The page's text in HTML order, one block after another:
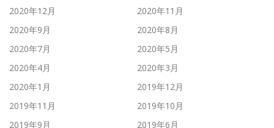
2020年12月
2020年11月
2020年9月
2020年8月
2020年7月
2020年5月
2020年4月
2020年3月
2020年1月
2019年12月
2019年11月
2019年10月
2019年9月
2019年6月